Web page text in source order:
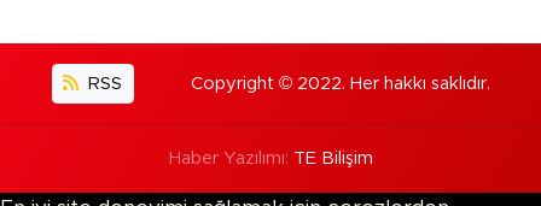
RSS Copyright © 2022. Her hakkı saklıdır.
Haber Yazılımı: TE Bilişim